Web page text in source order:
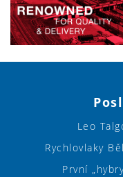
Leo
Rychlovlaky
První